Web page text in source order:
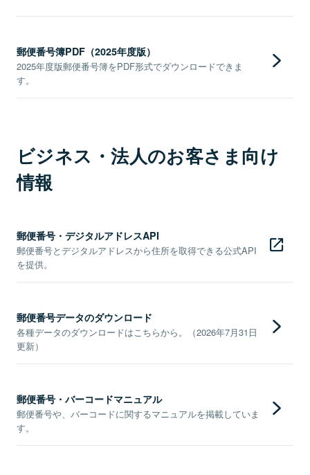
郵便番号簿PDF（2025年度版）
2025年度版郵便番号簿をPDF形式でダウンロードできま
す。
ビジネス・法人のお客さま向け
情報
郵便番号・デジタルアドレスAPI
郵便番号とデジタルアドレスから住所を取得できる公式API
を提供。
郵便番号データのダウンロード
各種データのダウンロードはこちらから。（2026年7月31日
更新）
郵便番号・バーコードマニュアル
郵便番号や、バーコードに関するマニュアルを掲載していま
す。